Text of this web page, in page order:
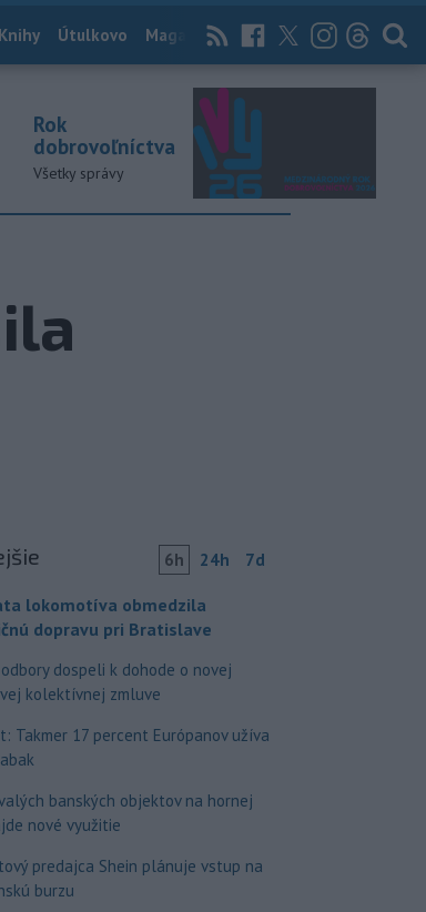
Knihy Útulkovo Magazín News Now Archív
Rok
dobrovoľníctva
Všetky správy
6h 24h 7d
lokomotíva obmedzila
dopravu pri Bratislave
dospeli k dohode o novej
kolektívnej zmluve
Takmer 17 percent Európanov užíva
banských objektov na hornej
nové využitie
predajca Shein plánuje vstup na
burzu